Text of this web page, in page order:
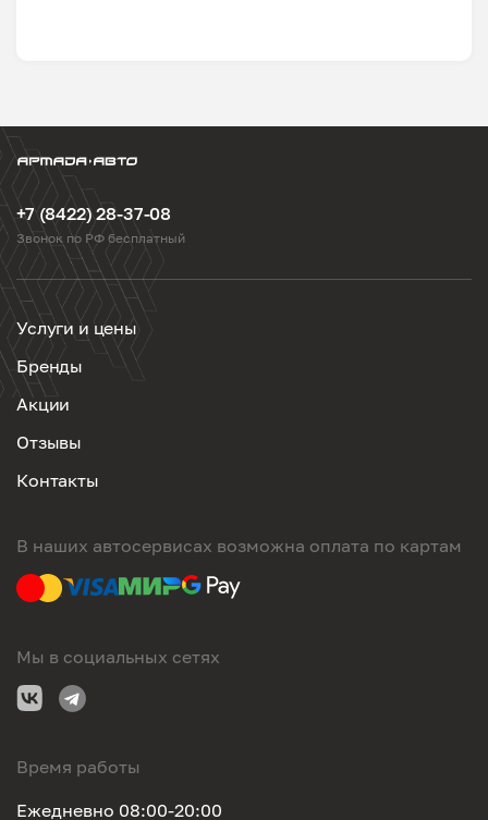
+7 (8422) 28-37-08
Звонок по РФ бесплатный
Услуги и цены
Бренды
Акции
Отзывы
Контакты
В наших автосервисах возможна оплата по картам
Мы в социальных сетях
Время работы
Ежедневно 08:00-20:00